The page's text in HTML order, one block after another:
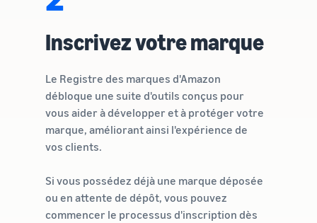
Inscrivez votre marque
Le Registre des marques d'Amazon
débloque une suite d'outils conçus pour
vous aider à développer et à protéger votre
marque, améliorant ainsi l'expérience de
vos clients.
Si vous possédez déjà une marque déposée
ou en attente de dépôt, vous pouvez
commencer le processus d'inscription dès